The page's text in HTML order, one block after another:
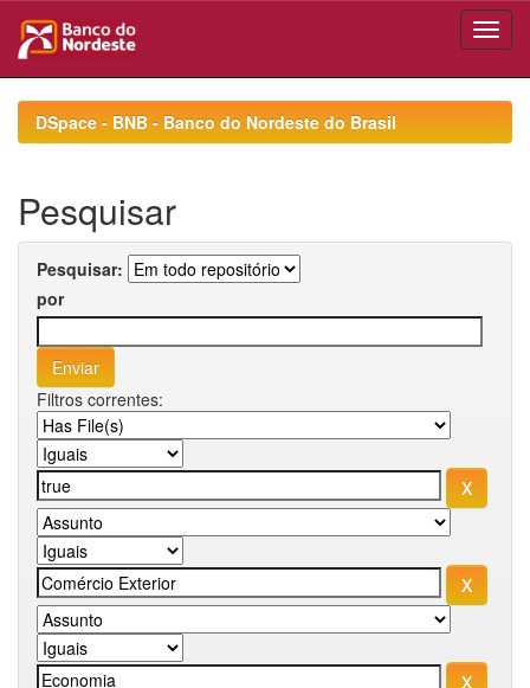
navigationDSpace - BNB - Banco do Nordeste do Brasil
Pesquisar
Pesquisar:
por
Filtros correntes: